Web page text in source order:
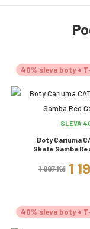
40% sleva boty +
SLEVA
Boty Cariuma
Skate Samba
1 997 Kč 1
40% sleva boty +